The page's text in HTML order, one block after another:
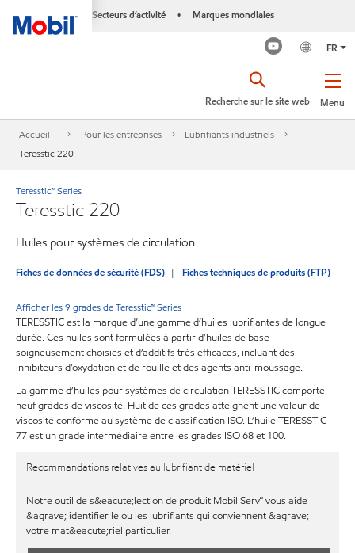
Secteurs d’activité • Marques mondiales
FR
Menu
Recherche sur le site web
Accueil Pour les entreprises
Lubrifiants industriels
Teresstic 220
Teresstic™ Series
Teresstic 220
Huiles pour systèmes de circulation
Fiches de données de sécurité (FDS) Fiches techniques de produits (FTP)
Afficher les 9 grades de Teresstic™ Series
TERESSTIC est la marque d’une gamme d’huiles lubrifiantes de longue
durée. Ces huiles sont formulées à partir d’huiles de base
soigneusement choisies et d’additifs très efficaces, incluant des
inhibiteurs d’oxydation et de rouille et des agents anti-moussage.
La gamme d’huiles pour systèmes de circulation TERESSTIC comporte
neuf grades de viscosité. Huit de ces grades atteignent une valeur de
viscosité conforme au système de classification ISO. L’huile TERESSTIC
77 est un grade intermédiaire entre les grades ISO 68 et 100.
Recommandations relatives au lubrifiant de matériel
Notre outil de s&eacute;lection de produit Mobil Serv℠ vous aide
&agrave; identifier le ou les lubrifiants qui conviennent &agrave;
votre mat&eacute;riel particulier.